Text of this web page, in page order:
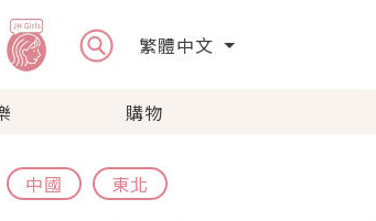
繁體中文
購物
中國 東北